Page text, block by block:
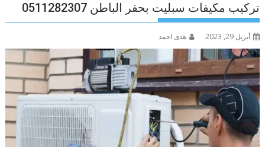
تركيب مكيفات سبليت بحفر الباطن 0511282307
أبريل 29, 2023 هدى احمد